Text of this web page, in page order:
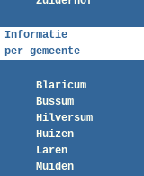
Informatie
per gemeente
Blaricum
Bussum
Hilversum
Huizen
Laren
Muiden